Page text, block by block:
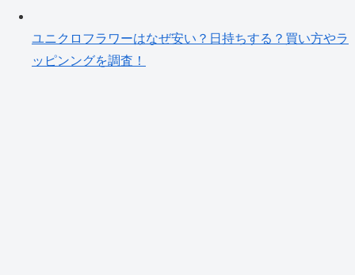
ユニクロフラワーはなぜ安い？日持ちする？買い方やラ
ッピンングを調査！